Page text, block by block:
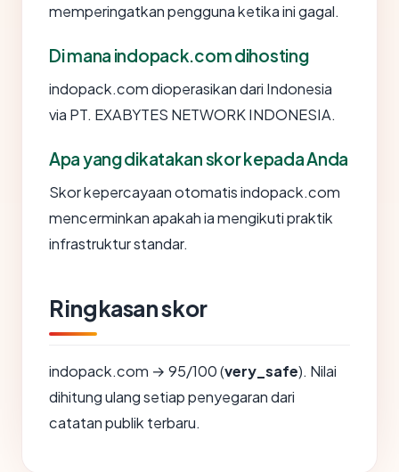
memperingatkan pengguna ketika ini gagal.
Di mana indopack.com dihosting
indopack.com dioperasikan dari Indonesia
via PT. EXABYTES NETWORK INDONESIA.
Apa yang dikatakan skor kepada Anda
Skor kepercayaan otomatis indopack.com
mencerminkan apakah ia mengikuti praktik
infrastruktur standar.
Ringkasan skor
indopack.com → 95/100 (very_safe). Nilai
dihitung ulang setiap penyegaran dari
catatan publik terbaru.